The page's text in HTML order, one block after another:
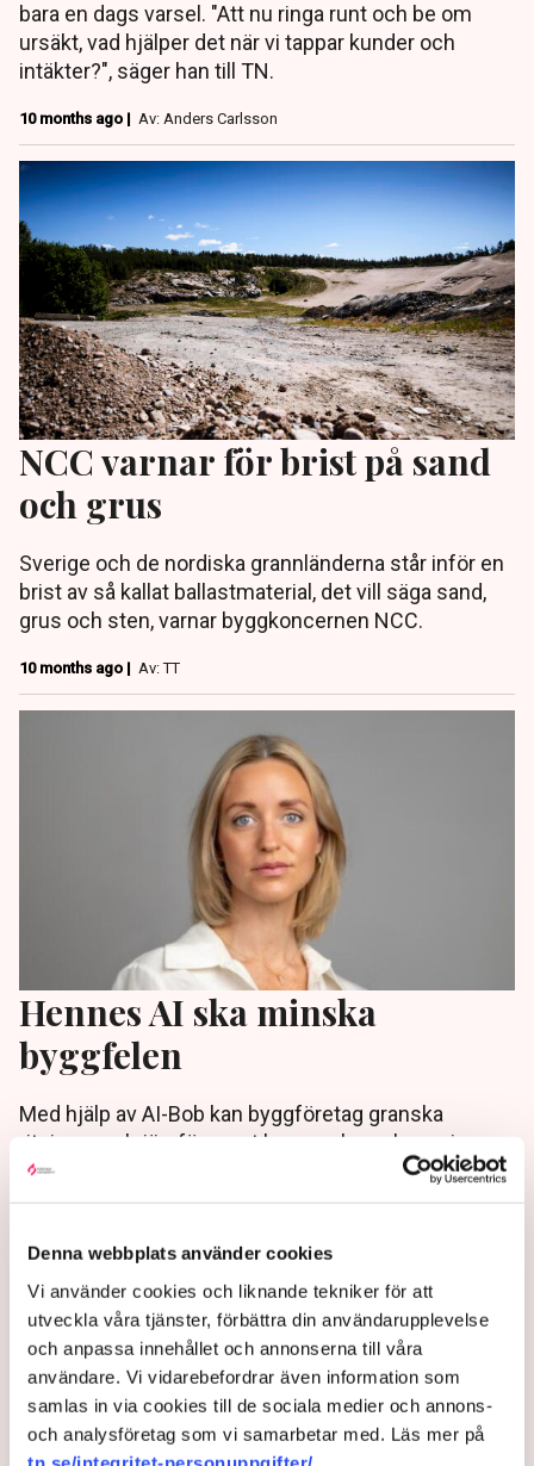
Denna webbplats använder cookies
Vi använder cookies och liknande tekniker för att
utveckla våra tjänster, förbättra din användarupplevelse
och anpassa innehållet och annonserna till våra
användare. Vi vidarebefordrar även information som
samlas in via cookies till de sociala medier och annons-
och analysföretag som vi samarbetar med. Läs mer på
bara en dags varsel. "Att nu ringa runt och be om
ursäkt, vad hjälper det när vi tappar kunder och
intäkter?", säger han till TN.
10 months ago | Av: Anders Carlsson
NCC varnar för brist på sand
och grus
Sverige och de nordiska grannländerna står inför en
brist av så kallat ballastmaterial, det vill säga sand,
grus och sten, varnar byggkoncernen NCC.
10 months ago | Av: TT
Hennes AI ska minska
byggfelen
Med hjälp av AI-Bob kan byggföretag granska
ritningar och jämföra mot byggregler och praxis,
rapporterar Dagens industri.